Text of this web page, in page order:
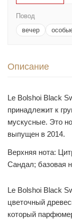
Повод
вечер
Описание
Le Bolshoi Black
принадлежит к
мускусные. Это
выпущен в 2014.
Верхняя нота:
Сандал; базовая
Le Bolshoi Black
цветочный
который